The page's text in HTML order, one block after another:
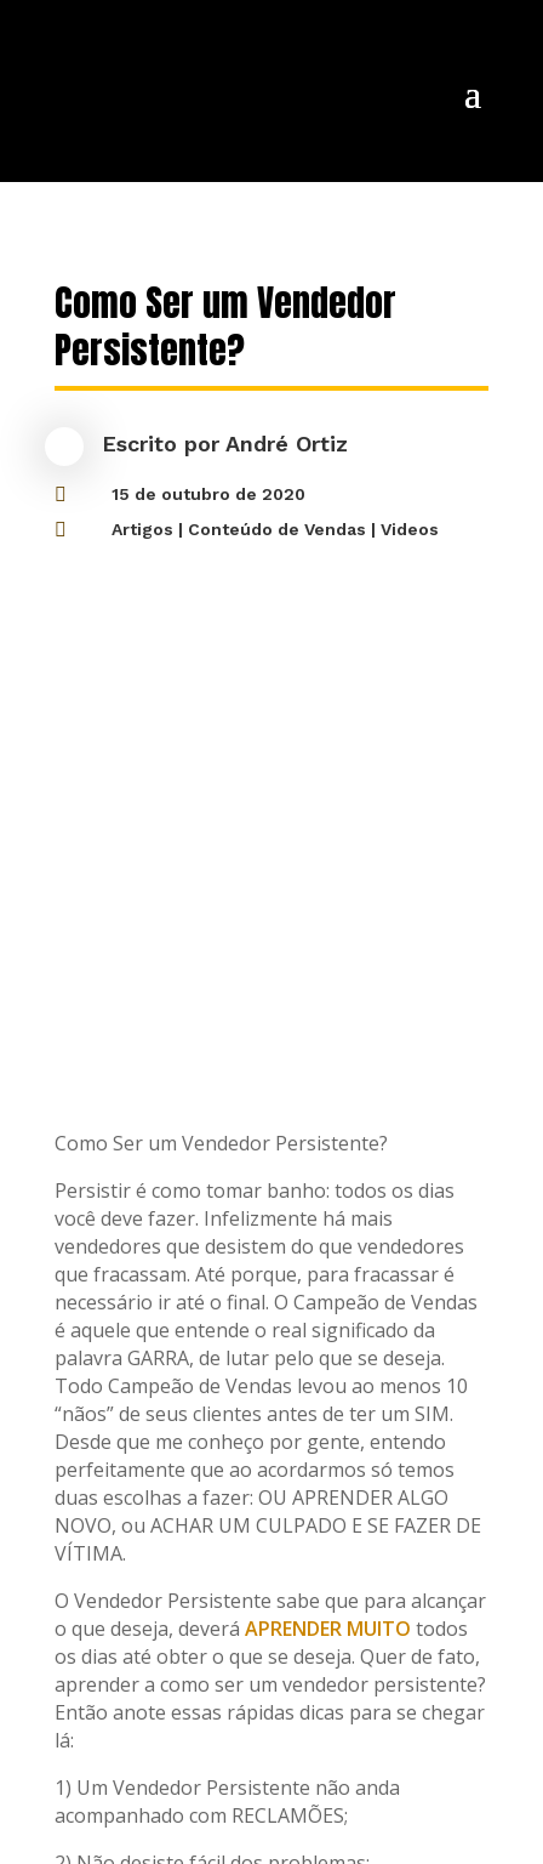
Como Ser um Vendedor
Persistente?
Escrito por André Ortiz
 15 de outubro de 2020
 Artigos | Conteúdo de Vendas | Videos
Como Ser um Vendedor Persistente?
Persistir é como tomar banho: todos os dias
você deve fazer. Infelizmente há mais
vendedores que desistem do que vendedores
que fracassam. Até porque, para fracassar é
necessário ir até o final. O Campeão de Vendas
é aquele que entende o real significado da
palavra GARRA, de lutar pelo que se deseja.
Todo Campeão de Vendas levou ao menos 10
“nãos” de seus clientes antes de ter um SIM.
Desde que me conheço por gente, entendo
perfeitamente que ao acordarmos só temos
duas escolhas a fazer: OU APRENDER ALGO
NOVO, ou ACHAR UM CULPADO E SE FAZER DE
VÍTIMA.
O Vendedor Persistente sabe que para alcançar
o que deseja, deverá APRENDER MUITO todos
os dias até obter o que se deseja. Quer de fato,
aprender a como ser um vendedor persistente?
Então anote essas rápidas dicas para se chegar
lá:
1) Um Vendedor Persistente não anda
acompanhado com RECLAMÕES;